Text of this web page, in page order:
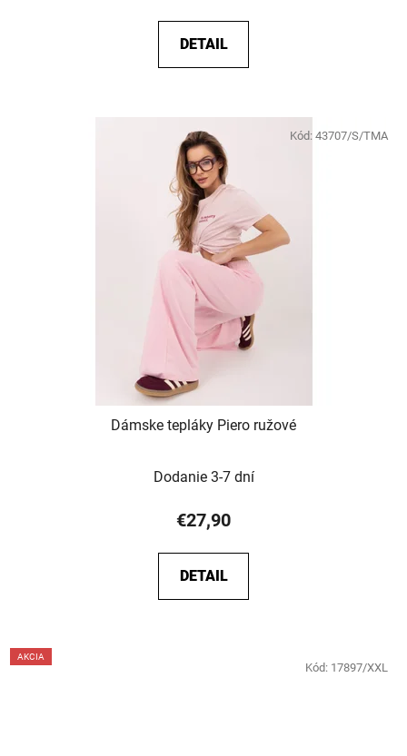
DETAIL
Dámske tepláky Piero ružové
Dodanie 3-7 dní
€27,90
DETAIL
Kód: 43707/S/TMA
AKCIA
Kód: 17897/XXL